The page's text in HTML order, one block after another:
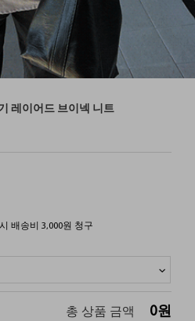
레이어드 브이넥 니트
배송비 3,000원 청구
총 상품 금액 0원